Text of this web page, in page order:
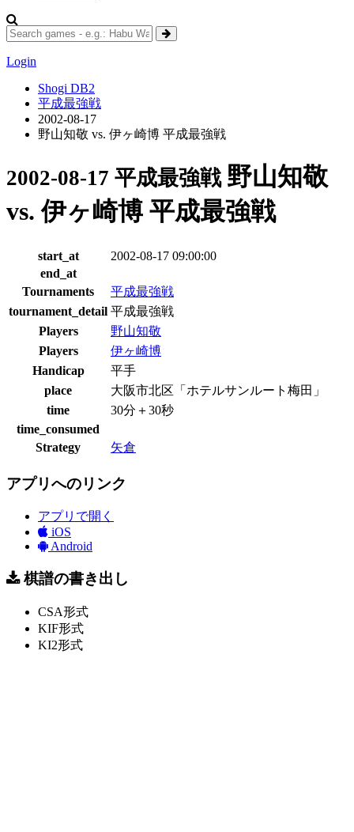
Login
Shogi DB2
平成最強戦
2002-08-17
野山知敬 vs. 伊ヶ崎博 平成最強戦
2002-08-17 平成最強戦 野山知敬
vs. 伊ヶ崎博 平成最強戦
start_at
2002-08-17 09:00:00
end_at
Tournaments
平成最強戦
tournament_detail 平成最強戦
Players
野山知敬
Players
伊ヶ崎博
Handicap
平手
place
大阪市北区「ホテルサンルート梅田」
time
30分＋30秒
time_consumed
Strategy
矢倉
アプリへのリンク
アプリで開く
iOS
Android
棋譜の書き出し
CSA形式
KIF形式
KI2形式